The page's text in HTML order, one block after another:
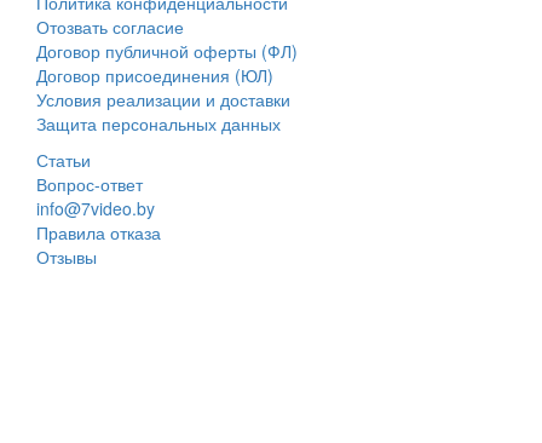
Отозвать согласие
Договор публичной оферты (ФЛ)
Договор присоединения (ЮЛ)
Условия реализации и доставки
Защита персональных данных
Статьи
Вопрос-ответ
info@7video.by
Правила отказа
Отзывы